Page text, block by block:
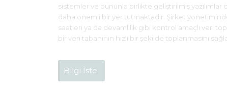
sistemler ve bununla birlikte geliştirilmiş
daha önemli bir yer tutmaktadır. Şirket
saatleri ya da devamlılık gibi kontrol amaçlı veri
bir veri tabanının hızlı bir şekilde toplanmasını
Bilgi İste